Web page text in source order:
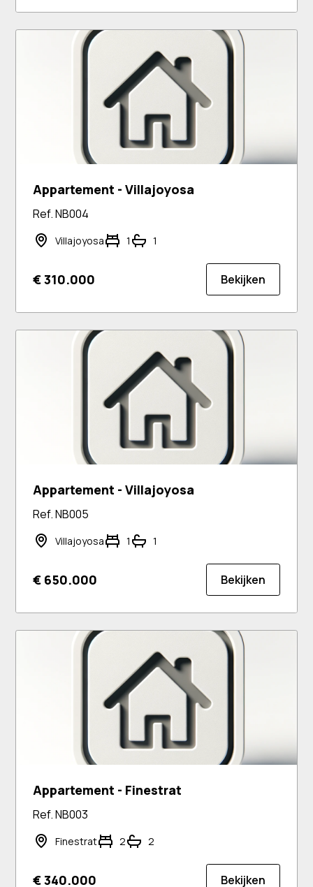
Appartement - Villajoyosa
Ref. NB004
Villajoyosa 1 1
€ 310.000 Bekijken
Appartement - Villajoyosa
Ref. NB005
Villajoyosa 1 1
€ 650.000 Bekijken
Appartement - Finestrat
Ref. NB003
Finestrat 2 2
€ 340.000 Bekijken